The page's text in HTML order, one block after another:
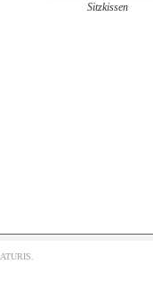
Sitzkissen
ATURIS.